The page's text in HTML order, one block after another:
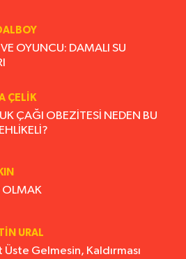
OYUNCU: DAMALI SU
ÇELIK
ÇAĞI OBEZİTESİ NEDEN BU
OLMAK
URAL
Üste Gelmesin, Kaldırması